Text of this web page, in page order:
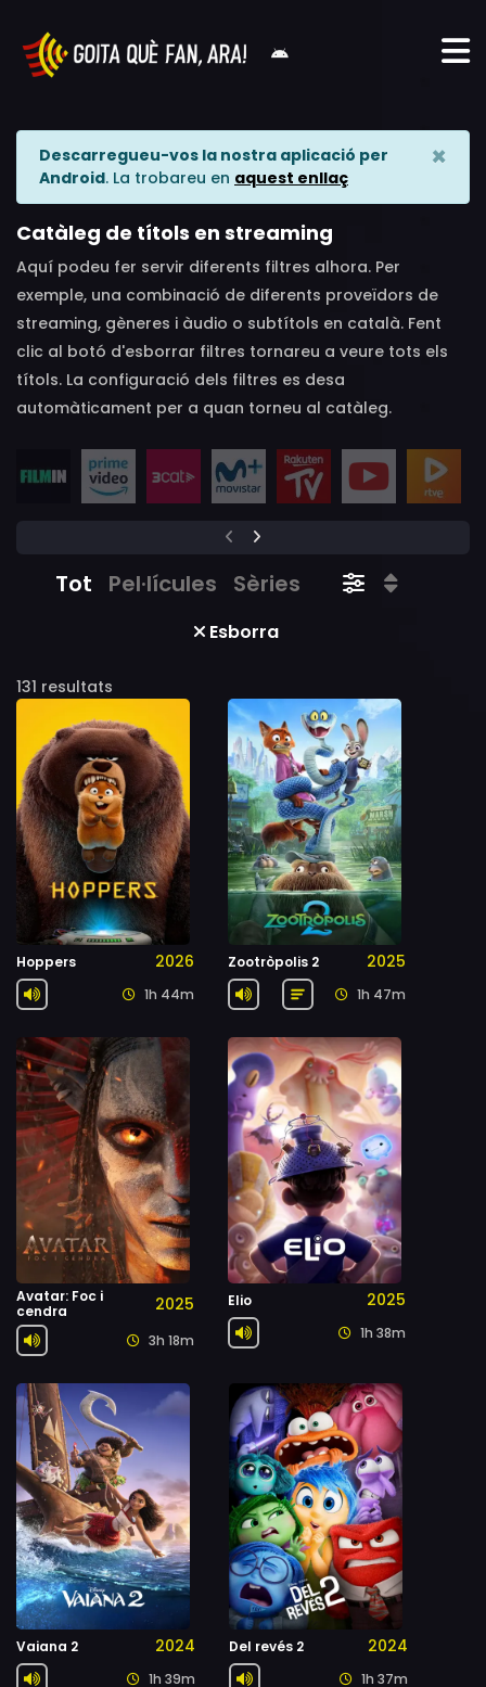
Descarregueu-vos la nostra aplicació per
Android. La trobareu en aquest enllaç
×
Catàleg de títols en streaming
Aquí podeu fer servir diferents filtres alhora. Per
exemple, una combinació de diferents proveïdors de
streaming, gèneres i àudio o subtítols en català. Fent
clic al botó d'esborrar filtres tornareu a veure tots els
títols. La configuració dels filtres es desa
automàticament per a quan torneu al catàleg.
Tot Pel·lícules Sèries
Esborra
131 resultats
Hoppers 2026
1h 44m
Zootròpolis 2 2025
1h 47m
Avatar: Foc i
cendra
2025
3h 18m
Elio 2025
1h 38m
Vaiana 2 2024
1h 39m
Del revés 2 2024
1h 37m